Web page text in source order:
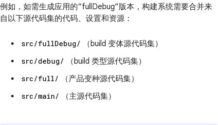
例如，如需生成应用的“fullDebug”版本，构建系统需要合并来
自以下源代码集的代码、设置和资源：
src/fullDebug/ （build 变体源代码集）
src/debug/ （build 类型源代码集）
src/full/ （产品变种源代码集）
src/main/ （主源代码集）